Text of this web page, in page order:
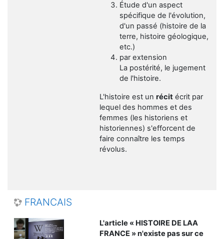
Étude d'un aspect
spécifique de l'évolution,
d'un passé (histoire de la
terre, histoire géologique,
etc.)
par extension
La postérité, le jugement
de l'histoire.
L'histoire est un récitécrit par
lequel des hommes et des
femmes (les historiens et
historiennes) s'efforcent de
faire connaître les temps
révolus.
FRANCAIS
L'article « HISTOIRE DE LAA
FRANCE » n'existe pas sur ce